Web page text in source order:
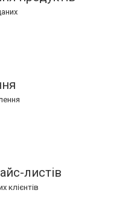
листів
клієнтів